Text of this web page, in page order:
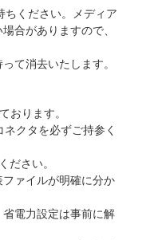
ちください。メディア
合がありますので、
て消去いたします。
おります。
クタを必ずご持参く
ださい。
ァイルが明確に分か
電力設定は事前に解